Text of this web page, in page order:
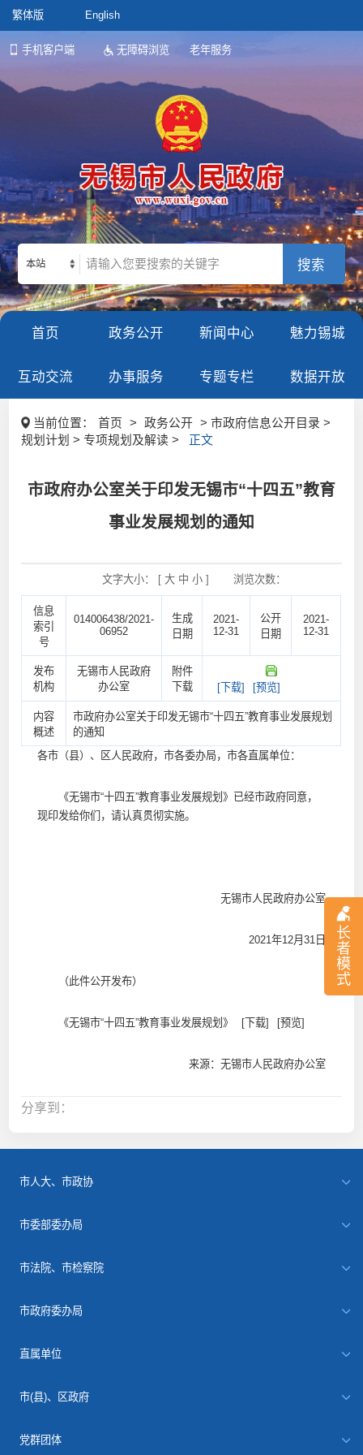
繁体版 English
手机客户端 无障碍浏览 老年服务
长
者
模
式
本站
首页 政务公开 新闻中心 魅力锡城
互动交流 办事服务 专题专栏 数据开放
当前位置： 首页 > 政务公开
> 市政府信息公开目录 >
规划计划 > 专项规划及解读 >
正文
市政府办公室关于印发无锡市“十四五”教育
事业发展规划的通知
文字大小： [ 大 中 小] 浏览次数：
信息
索引
号
014006438/2021-
06952
生成
日期
2021-
12-31
公开
日期
2021-
12-31
发布
机构
无锡市人民政府
办公室
附件
下载
[下载] [预览]
内容
概述
市政府办公室关于印发无锡市“十四五”教育事业发展规划
的通知
各市（县）、区人民政府，市各委办局，市各直属单位：
《无锡市“十四五”教育事业发展规划》已经市政府同意，
现印发给你们，请认真贯彻实施。
无锡市人民政府办公室
2021年12月31日
（此件公开发布）
《无锡市“十四五”教育事业发展规划》 [下载] [预览]
来源：无锡市人民政府办公室
分享到：
市人大、市政协
市委部委办局
市法院、市检察院
市政府委办局
直属单位
市(县)、区政府
党群团体